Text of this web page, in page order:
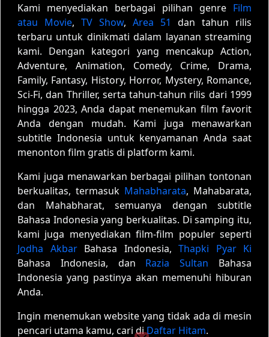
Kami menyediakan berbagai pilihan genre Film
atau Movie, TV Show, Area 51
dan tahun rilis
terbaru untuk dinikmati dalam layanan streaming
kami. Dengan kategori yang mencakup Action,
Adventure, Animation, Comedy, Crime, Drama,
Family, Fantasy, History, Horror, Mystery, Romance,
Sci-Fi, dan Thriller, serta tahun-tahun rilis dari 1999
hingga 2023, Anda dapat menemukan film favorit
Anda dengan mudah. Kami juga menawarkan
subtitle Indonesia untuk kenyamanan Anda saat
menonton film gratis di platform kami.
Kami juga menawarkan berbagai pilihan tontonan
berkualitas, termasuk Mahabharata, Mahabarata,
dan Mahabharat, semuanya dengan subtitle
Bahasa Indonesia yang berkualitas. Di samping itu,
kami juga menyediakan film-film populer seperti
Jodha AkbarBahasa Indonesia, Thapki Pyar Ki
Bahasa Indonesia, dan Razia Sultan Bahasa
Indonesia yang pastinya akan memenuhi hiburan
Anda.
Ingin menemukan website yang tidak ada di mesin
pencari utama kamu, cari diDaftar Hitam.